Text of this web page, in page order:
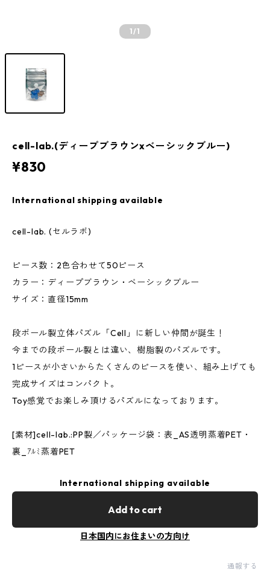
1/1
cell-lab.(ディープブラウンxベーシックブルー)
¥830
International shipping available
cell-lab. (セルラボ)
ピース数：2色合わせて50ピース
カラー：ディープブラウン・ベーシックブルー
サイズ：直径15mm
段ボール製立体パズル「Cell」に新しい仲間が誕生！
今までの段ボール製とは違い、樹脂製のパズルです。
1ピースが小さいからたくさんのピースを使い、組み上げても
完成サイズはコンパクト。
Toy感覚でお楽しみ頂けるパズルになっております。
[素材]cell-lab.:PP製／パッケージ袋：表_AS透明蒸着PET・
裏_ｱﾙﾐ蒸着PET
International shipping available
Add to cart
日本国内にお住まいの方向け
通報する